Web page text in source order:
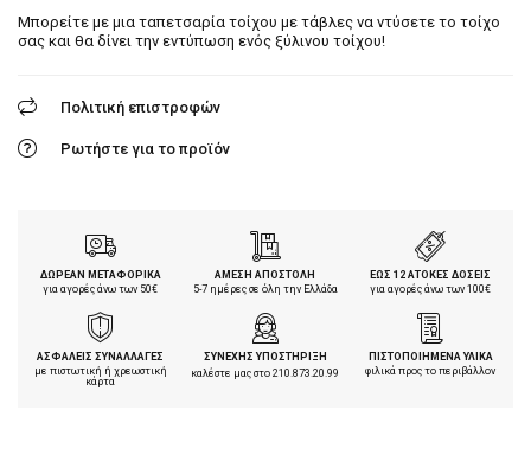
Μπορείτε με μια ταπετσαρία τοίχου με τάβλες να ντύσετε το τοίχο
σας και θα δίνει την εντύπωση ενός ξύλινου τοίχου!
Πολιτική επιστροφών
Ρωτήστε για το προϊόν
ΔΩΡΕΑΝ ΜΕΤΑΦΟΡΙΚΑ
για αγορές άνω των 50€
ΑΜΕΣΗ ΑΠΟΣΤΟΛΗ
5-7 ημέρες σε όλη την Ελλάδα
ΕΩΣ 12 ΑΤΟΚΕΣ ΔΟΣΕΙΣ
για αγορές άνω των 100€
ΑΣΦΑΛΕΙΣ ΣΥΝΑΛΛΑΓΕΣ
με πιστωτική ή χρεωστική
κάρτα
ΣΥΝΕΧΗΣ ΥΠΟΣΤΗΡΙΞΗ
καλέστε μας στο210.873.20.99
ΠΙΣΤΟΠΟΙΗΜΕΝΑ ΥΛΙΚΑ
φιλικά προς το περιβάλλον